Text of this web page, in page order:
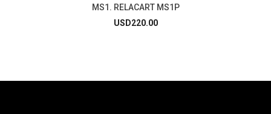
MS1. RELACART MS1P
USD220.00